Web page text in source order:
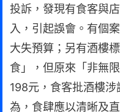
投訴，發現有食客與
入，引起誤會。有個
大失預算；另有酒樓
食」，但原來「非無
198元，食客批酒樓
為，食肆應以清晰及